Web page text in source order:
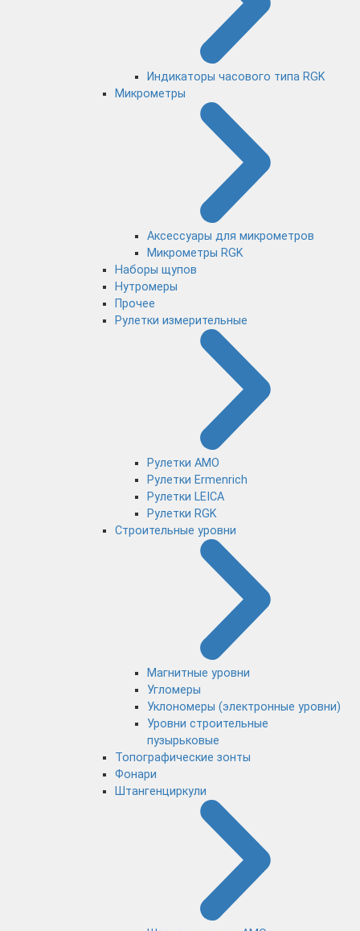
Индикаторы часового типа RGK
Микрометры
Аксессуары для микрометров
Микрометры RGK
Наборы щупов
Нутромеры
Прочее
Рулетки измерительные
Рулетки AMO
Рулетки Ermenrich
Рулетки LEICA
Рулетки RGK
Строительные уровни
Магнитные уровни
Угломеры
Уклономеры (электронные уровни)
Уровни строительные
пузырьковые
Топографические зонты
Фонари
Штангенциркули